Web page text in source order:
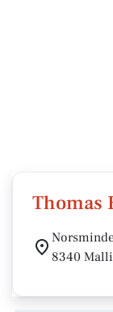
Thomas
8340